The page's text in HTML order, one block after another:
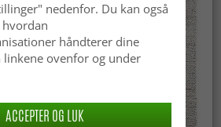
nedenfor. Du kan også
håndterer dine
linkene ovenfor og under
ACCEPTER OG LUK